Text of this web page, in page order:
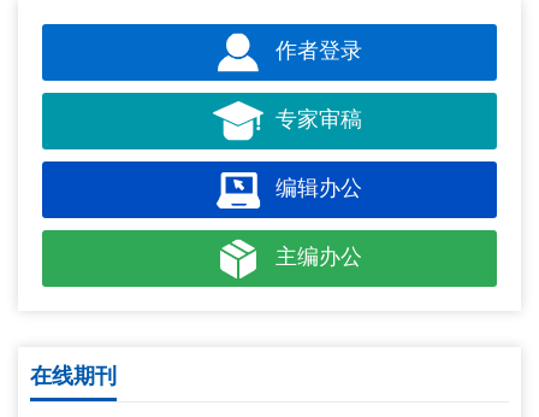
作者登录
专家审稿
编辑办公
主编办公
在线期刊